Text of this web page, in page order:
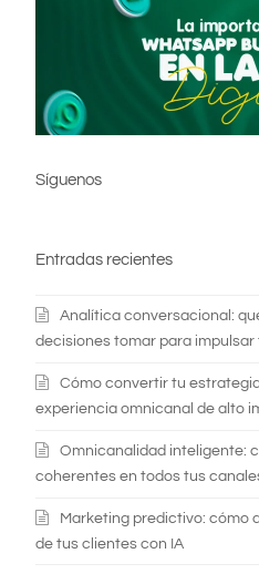
Síguenos
Entradas recientes
Analítica conversacional:
decisiones tomar para
Cómo convertir tu
experiencia omnicanal de alto
Omnicanalidad inteligente:
coherentes en todos tus
Marketing predictivo: cómo
de tus clientes con IA